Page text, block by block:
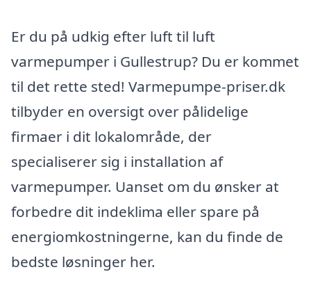
Er du på udkig efter luft til luft
varmepumper i Gullestrup? Du er kommet
til det rette sted! Varmepumpe-priser.dk
tilbyder en oversigt over pålidelige
firmaer i dit lokalområde, der
specialiserer sig i installation af
varmepumper. Uanset om du ønsker at
forbedre dit indeklima eller spare på
energiomkostningerne, kan du finde de
bedste løsninger her.